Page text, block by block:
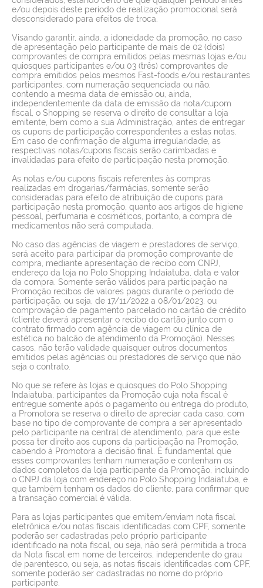
e/ou depois deste período de realização promocional será
desconsiderado para efeitos de troca.
Visando garantir, ainda, a idoneidade da promoção, no caso
de apresentação pelo participante de mais de 02 (dois)
comprovantes de compra emitidos pelas mesmas lojas e/ou
quiosques participantes e/ou 03 (três) comprovantes de
compra emitidos pelos mesmos Fast-foods e/ou restaurantes
participantes, com numeração sequenciada ou não,
contendo a mesma data de emissão ou, ainda,
independentemente da data de emissão da nota/cupom
fiscal, o Shopping se reserva o direito de consultar a loja
emitente, bem como a sua Administração, antes de entregar
os cupons de participação correspondentes a estas notas.
Em caso de confirmação de alguma irregularidade, as
respectivas notas/cupons fiscais serão carimbadas e
invalidadas para efeito de participação nesta promoção.
As notas e/ou cupons fiscais referentes às compras
realizadas em drogarias/farmácias, somente serão
consideradas para efeito de atribuição de cupons para
participação nesta promoção, quanto aos artigos de higiene
pessoal, perfumaria e cosméticos, portanto, a compra de
medicamentos não será computada.
No caso das agências de viagem e prestadores de serviço,
será aceito para participar da promoção comprovante de
compra, mediante apresentação de recibo com CNPJ,
endereço da loja no Polo Shopping Indaiatuba, data e valor
da compra. Somente serão válidos para participação na
Promoção recibos de valores pagos durante o período de
participação, ou seja, de 17/11/2022 a 08/01/2023, ou
comprovação de pagamento parcelado no cartão de crédito
(cliente deverá apresentar o recibo do cartão junto com o
contrato firmado com agência de viagem ou clínica de
estética no balcão de atendimento da Promoção). Nesses
casos, não terão validade quaisquer outros documentos
emitidos pelas agências ou prestadores de serviço que não
seja o contrato.
No que se refere às lojas e quiosques do Polo Shopping
Indaiatuba, participantes da Promoção cuja nota fiscal é
entregue somente após o pagamento ou entrega do produto,
a Promotora se reserva o direito de apreciar cada caso, com
base no tipo de comprovante de compra a ser apresentado
pelo participante na central de atendimento, para que este
possa ter direito aos cupons da participação na Promoção,
cabendo à Promotora a decisão final. É fundamental que
esses comprovantes tenham numeração e contenham os
dados completos da loja participante da Promoção, incluindo
o CNPJ da loja com endereço no Polo Shopping Indaiatuba, e
que também tenham os dados do cliente, para confirmar que
a transação comercial é válida.
Para as lojas participantes que emitem/enviam nota fiscal
eletrônica e/ou notas fiscais identificadas com CPF, somente
poderão ser cadastradas pelo próprio participante
identificado na nota fiscal, ou seja, não será permitida a troca
da Nota fiscal em nome de terceiros, independente do grau
de parentesco, ou seja, as notas fiscais identificadas com CPF,
somente poderão ser cadastradas no nome do próprio
participante.